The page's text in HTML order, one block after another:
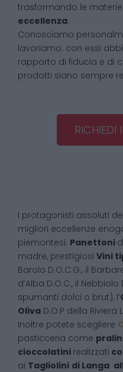
trasformando le
eccellenza.
Conosciamo
lavoriamo: con essi
rapporto di fiducia e di
prodotti siano sempre
RICHIEDI
I protagonisti assoluti
migliori eccellenze
piemontesi: Panettoni
madre, prestigiosi Vini
Barolo D.O.C.G., il
d’Alba D.O.C., il
spumanti dolci o brut), l’
Oliva D.O.P della Riviera
Inoltre potete scegliere
pasticceria come
cioccolatini realizzati
ai Tagliolini di Langa